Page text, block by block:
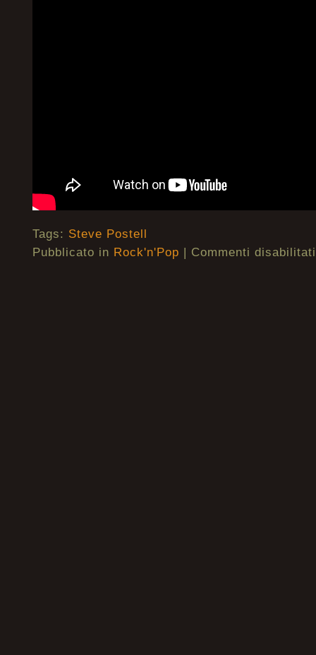
Tags: Steve Postell
Pubblicato in Rock'n'Pop | Commenti disabilitati